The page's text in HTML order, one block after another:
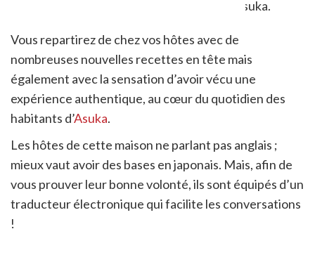
Vous repartirez de chez vos hôtes avec de
nombreuses nouvelles recettes en tête mais
également avec la sensation d’avoir vécu une
expérience authentique, au cœur du quotidien des
habitants d’Asuka.
Les hôtes de cette maison ne parlant pas anglais ;
mieux vaut avoir des bases en japonais. Mais, afin de
vous prouver leur bonne volonté, ils sont équipés d’un
traducteur électronique qui facilite les conversations
!